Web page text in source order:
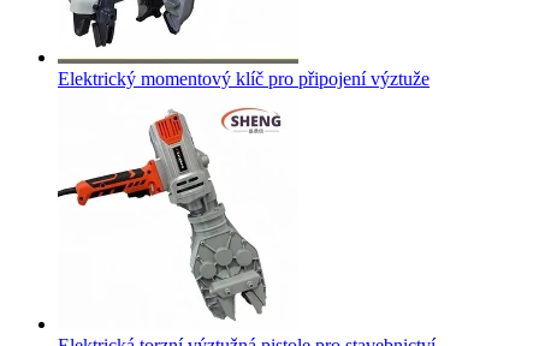
Elektrický momentový klíč pro připojení výztuže